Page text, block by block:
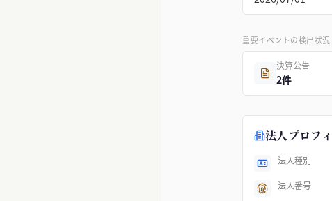
重要イベントの検出状況
決算公告
2件
法人プロフ
法人種別
法人番号